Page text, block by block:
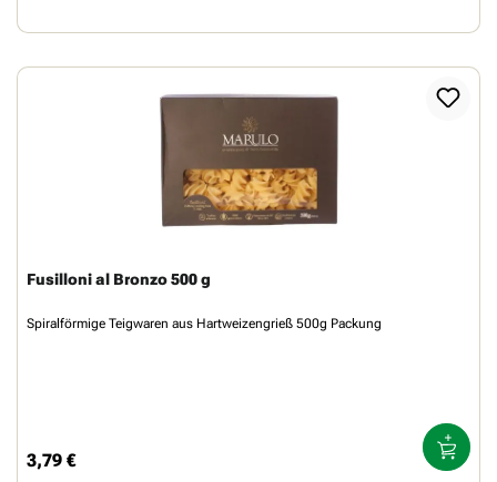
Fusilloni al Bronzo 500 g
Spiralförmige Teigwaren aus Hartweizengrieß 500g Packung
Regulärer Preis:
3,79 €